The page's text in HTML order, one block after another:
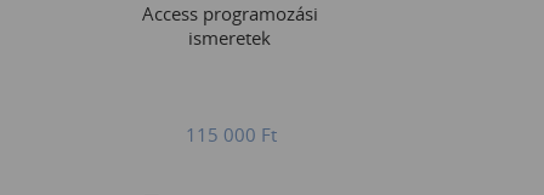
Access programozási
ismeretek
115 000 Ft